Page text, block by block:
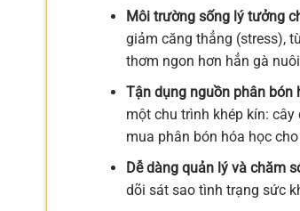
Môi trường sống lý tưởng
giảm căng thẳng (stress),
thơm ngon hơn hẳn gà
Tận dụng nguồn phân bón
một chu trình khép kín:
mua phân bón hóa học
Dễ dàng quản lý và chăm
dõi sát sao tình trạng sức